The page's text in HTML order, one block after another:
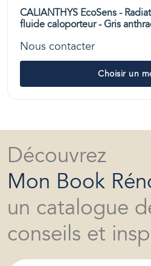
CALIANTHYS EcoSens -
fluide caloporteur - Gris
Nous contacter
Choisir un
Découvrez
Mon Book
un catalogue
conseils et